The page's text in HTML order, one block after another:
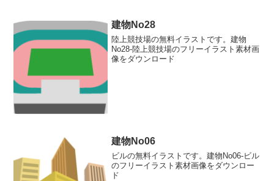
建物No28
陸上競技場の無料イラストです。建物
No28-陸上競技場のフリーイラスト素材画
像をダウンロード
建物No06
ビルの無料イラストです。建物No06-ビル
のフリーイラスト素材画像をダウンロー
ド